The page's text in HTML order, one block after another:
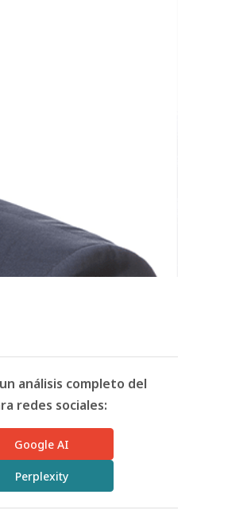
análisis completo del
redes sociales:
Google AI
Perplexity